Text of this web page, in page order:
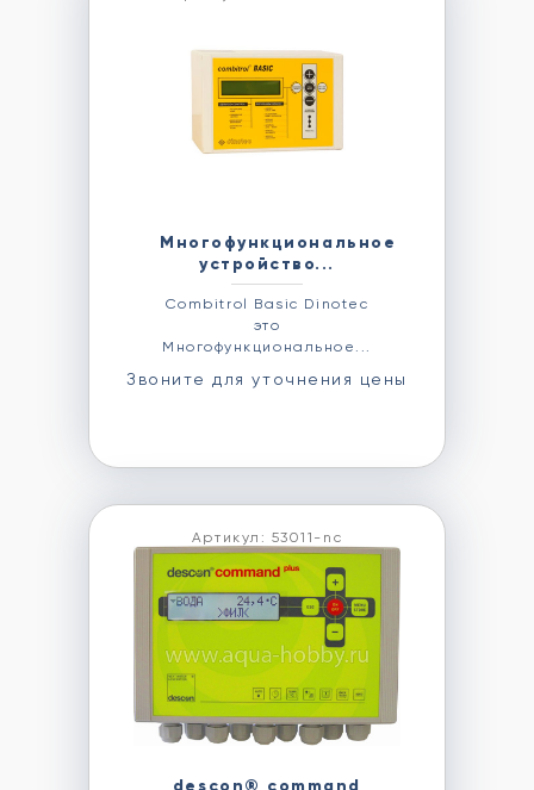
Многофункциональное
устройство...
Combitrol Basic Dinotec
это
Многофункциональное...
Звоните для уточнения цены
Артикул: 53011-nc
descon® command